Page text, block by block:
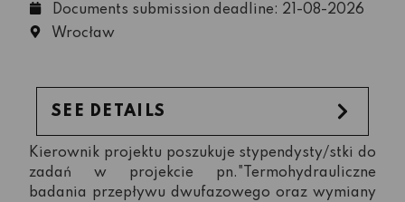
Documents submission deadline: 21-08-2026
Wrocław
SEE DETAILS
Kierownik projektu poszukuje stypendysty/stki do
zadań w projekcie pn."Termohydrauliczne
badania przepływu dwufazowego oraz wymiany